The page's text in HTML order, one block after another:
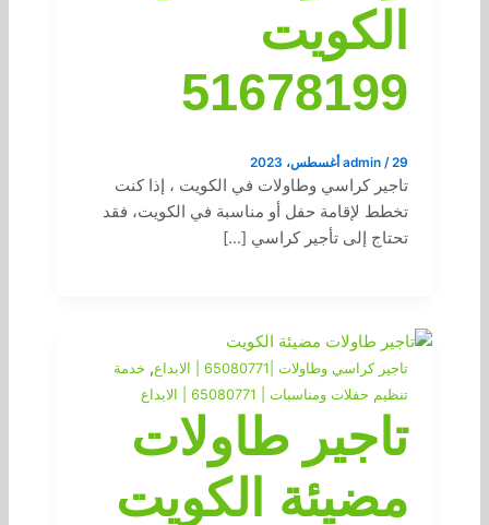
الكويت
51678199
admin /29 أغسطس، 2023
تاجير كراسي وطاولات في الكويت ، إذا كنت
تخطط لإقامة حفل أو مناسبة في الكويت، فقد
تحتاج إلى تأجير كراسي […]
تاجير كراسي وطاولات |65080771 | الابداع , خدمة
تنظيم حفلات ومناسبات | 65080771 | الابداع
تاجير طاولات
مضيئة الكويت